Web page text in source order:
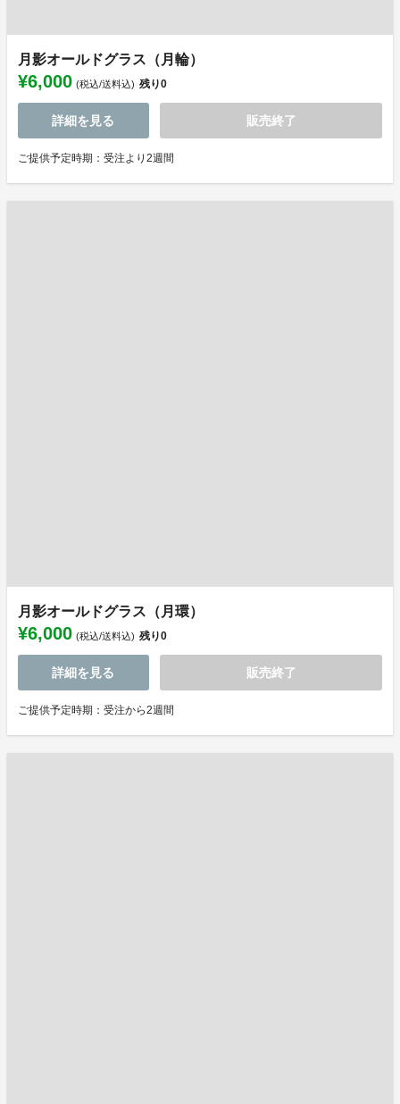
月影オールドグラス（月輪）
¥6,000 (税込/送料込) 残り0
詳細を見る 販売終了
ご提供予定時期：受注より2週間
月影オールドグラス（月環）
¥6,000 (税込/送料込) 残り0
詳細を見る 販売終了
ご提供予定時期：受注から2週間